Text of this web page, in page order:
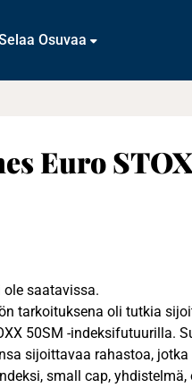
Osuvaa
Euro
saatavissa.
tarkoituksena oli tutkia
50SM -indeksifutuurilla.
sijoittavaa rahastoa,
small cap, yhdistelmä,